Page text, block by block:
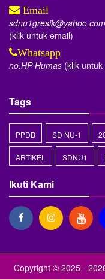
Email
sdnu1gresik@yahoo.com
(klik untuk email)
Whatsapp
no.HP Humas (klik untuk
Tags
PPDB SD NU-1
ARTIKEL SDNU1
Ikuti Kami
Copyright © 2025 -